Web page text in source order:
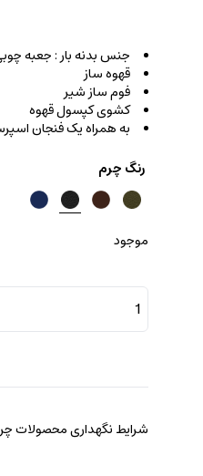
جنس بدنه بار : جعبه
قهوه ساز
فوم ساز شیر
کشوی کپسول قهوه
به همراه یک فنجان
رنگ چرم
موجود
کافی
بار
عدد
شرایط نگهداری محصولات